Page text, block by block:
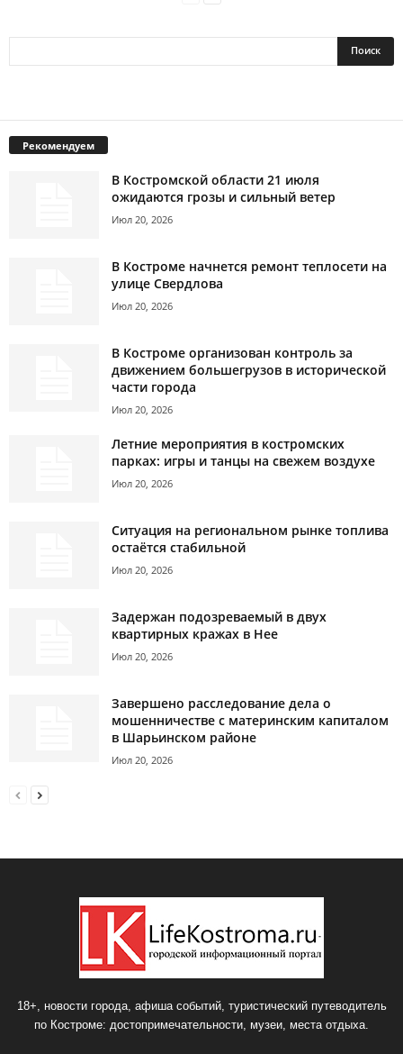
Рекомендуем
В Костромской области 21 июля
ожидаются грозы и сильный ветер
Июл 20, 2026
В Костроме начнется ремонт теплосети на
улице Свердлова
Июл 20, 2026
В Костроме организован контроль за
движением большегрузов в исторической
части города
Июл 20, 2026
Летние мероприятия в костромских
парках: игры и танцы на свежем воздухе
Июл 20, 2026
Ситуация на региональном рынке топлива
остаётся стабильной
Июл 20, 2026
Задержан подозреваемый в двух
квартирных кражах в Нее
Июл 20, 2026
Завершено расследование дела о
мошенничестве с материнским капиталом
в Шарьинском районе
Июл 20, 2026
18+, новости города, афиша событий, туристический путеводитель
по Костроме: достопримечательности, музеи, места отдыха.